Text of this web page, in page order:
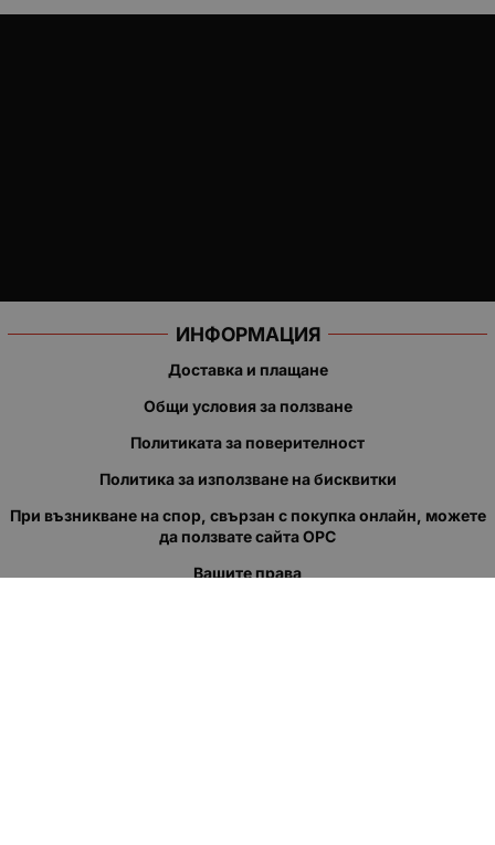
ИНФОРМАЦИЯ
Доставка и плащане
Общи условия за ползване
Политиката за поверителност
Политика за използване на бисквитки
При възникване на спор, свързан с покупка онлайн, можете
да ползвате сайта ОРС
Вашите права